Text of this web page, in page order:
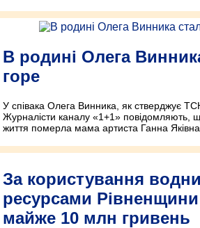
В родині Олега
горе
У співака Олега Винника, як стверджує
Журналісти каналу «1+1» повідомляють,
життя померла мама артиста Ганна Яківна.
За користування
ресурсами
майже 10 млн гривень